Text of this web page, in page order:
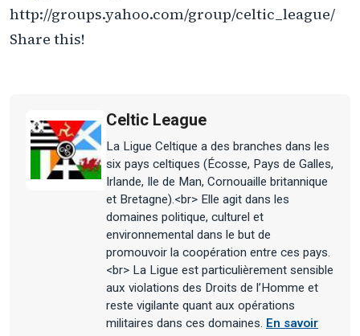
http://groups.yahoo.com/group/celtic_league/
Share this!
Celtic League
La Ligue Celtique a des branches dans les
six pays celtiques (Écosse, Pays de Galles,
Irlande, Ile de Man, Cornouaille britannique
et Bretagne).<br> Elle agit dans les
domaines politique, culturel et
environnemental dans le but de
promouvoir la coopération entre ces pays.
<br> La Ligue est particulièrement sensible
aux violations des Droits de l’Homme et
reste vigilante quant aux opérations
militaires dans ces domaines. En savoir